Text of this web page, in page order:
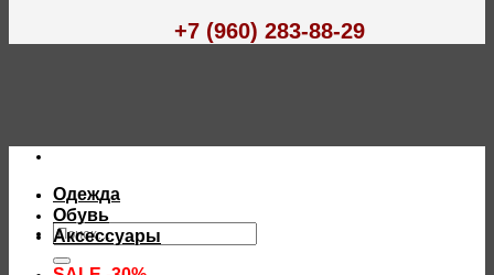
+7 (960) 283-88-29
Искать:
Одежда
Обувь
Аксессуары